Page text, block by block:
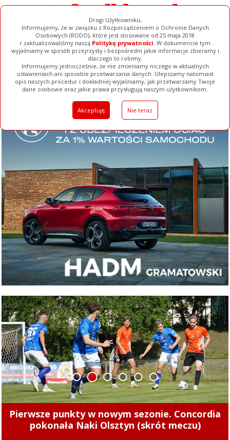
Drogi Użytkowniku,
Informujemy, że w związku z Rozporządzeniem o Ochronie Danych
Osobowych (RODO), które jest stosowane od 25 maja 2018
r.zaktualizowaliśmy naszą Politykę prywatności. W dokumencie tym
wyjaśniamy w sposób przejrzysty i bezpośredni jakie informacje zbieramy i
dlaczego to robimy.
Informujemy jednocześnie, że nie zmieniamy niczego w aktualnych
ustawieniach ani sposobie przetwarzania danych. Ulepszamy natomiast
opis naszych procedur i dokładniej wyjaśniamy, jak przetwarzamy Twoje
dane osobowe oraz jakie prawa przysługują naszym użytkownikom.
Akceptuję Nie teraz
Ogłoszenia Filmy Galerie Baza Firm Pełna Wersja
Pierwsze punkty w nowym sezonie. Concordia
pokonała Naki Olsztyn (skrót meczu)
Tak zarabiają szefowie miejskich spółek.
Zajrzeliśmy do ich oświadczeń majątkowych
1 2 3 4 5 6